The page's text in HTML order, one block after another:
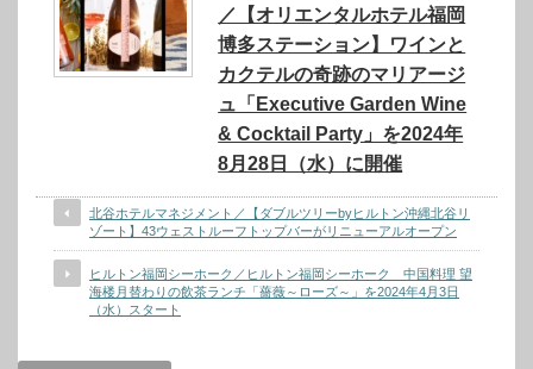
／【オリエンタルホテル福岡
博多ステーション】ワインと
カクテルの奇跡のマリアージ
ュ「Executive Garden Wine
& Cocktail Party」を2024年
8月28日（水）に開催
北谷ホテルマネジメント／【ダブルツリーbyヒルトン沖縄北谷リ
ゾート】43ウェストルーフトップバーがリニューアルオープン
ヒルトン福岡シーホーク／ヒルトン福岡シーホーク 中国料理 望
海楼月替わりの飲茶ランチ「薔薇～ローズ～」を2024年4月3日
（水）スタート